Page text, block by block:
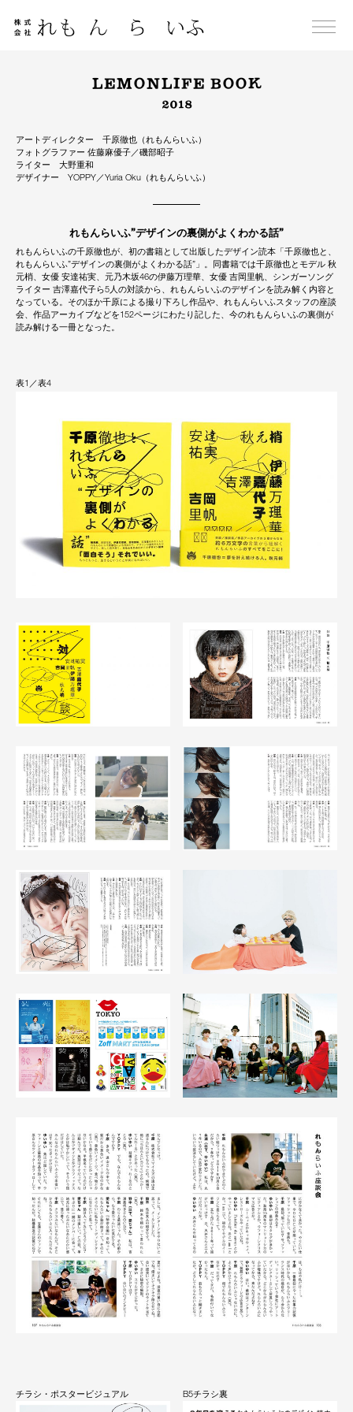
content
LEMONLIFE BOOK
2018
アートディレクター 千原徹也（れもんらいふ）
フォトグラファー 佐藤麻優子／磯部昭子
ライター 大野重和
デザイナー YOPPY／Yuria Oku（れもんらいふ）
れもんらいふ”デザインの裏側がよくわかる話”
れもんらいふの千原徹也が、初の書籍として出版したデザイン読本「千原徹也と、
れもんらいふ”デザインの裏側がよくわかる話”」。同書籍では千原徹也とモデル 秋
元梢、女優 安達祐実、元乃木坂46の伊藤万理華、女優 吉岡里帆、シンガーソング
ライター 吉澤嘉代子ら5人の対談から、れもんらいふのデザインを読み解く内容と
なっている。そのほか千原による撮り下ろし作品や、れもんらいふスタッフの座談
会、作品アーカイブなどを152ページにわたり記した、今のれもんらいふの裏側が
読み解ける一冊となった。
表1／表4
チラシ・ポスタービジュアル B5チラシ裏